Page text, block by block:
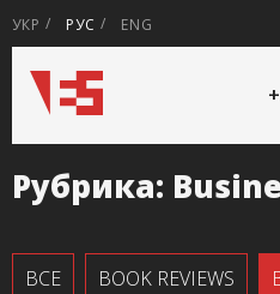
УКР РУС ENG
Рубрика:
ВСЕ BOOK REVIEWS